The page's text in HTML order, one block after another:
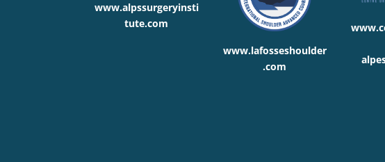
www.alpssurgeryinsti
tute.com
www.lafosseshoulder
.com